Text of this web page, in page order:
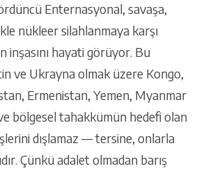
Enternasyonal, savaşa,
nükleer silahlanmaya karşı
inşasını hayati görüyor. Bu
ve Ukrayna olmak üzere Kongo,
Ermenistan, Yemen, Myanmar
bölgesel tahakkümün hedefi olan
dışlamaz — tersine, onlarla
Çünkü adalet olmadan barış